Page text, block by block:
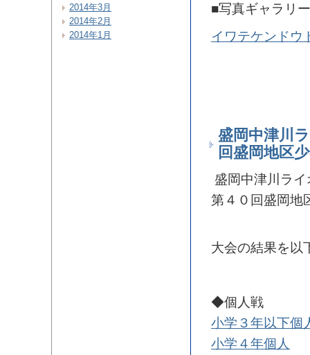
■写真ギャラリー
イワテケンドウ
盛岡中津川
回盛岡地区
盛岡中津川ラ
第４０回盛岡地
大会の結果を以
◆個人戦
小学３年以下個
小学４年個人
2014年3月
2014年2月
2014年1月